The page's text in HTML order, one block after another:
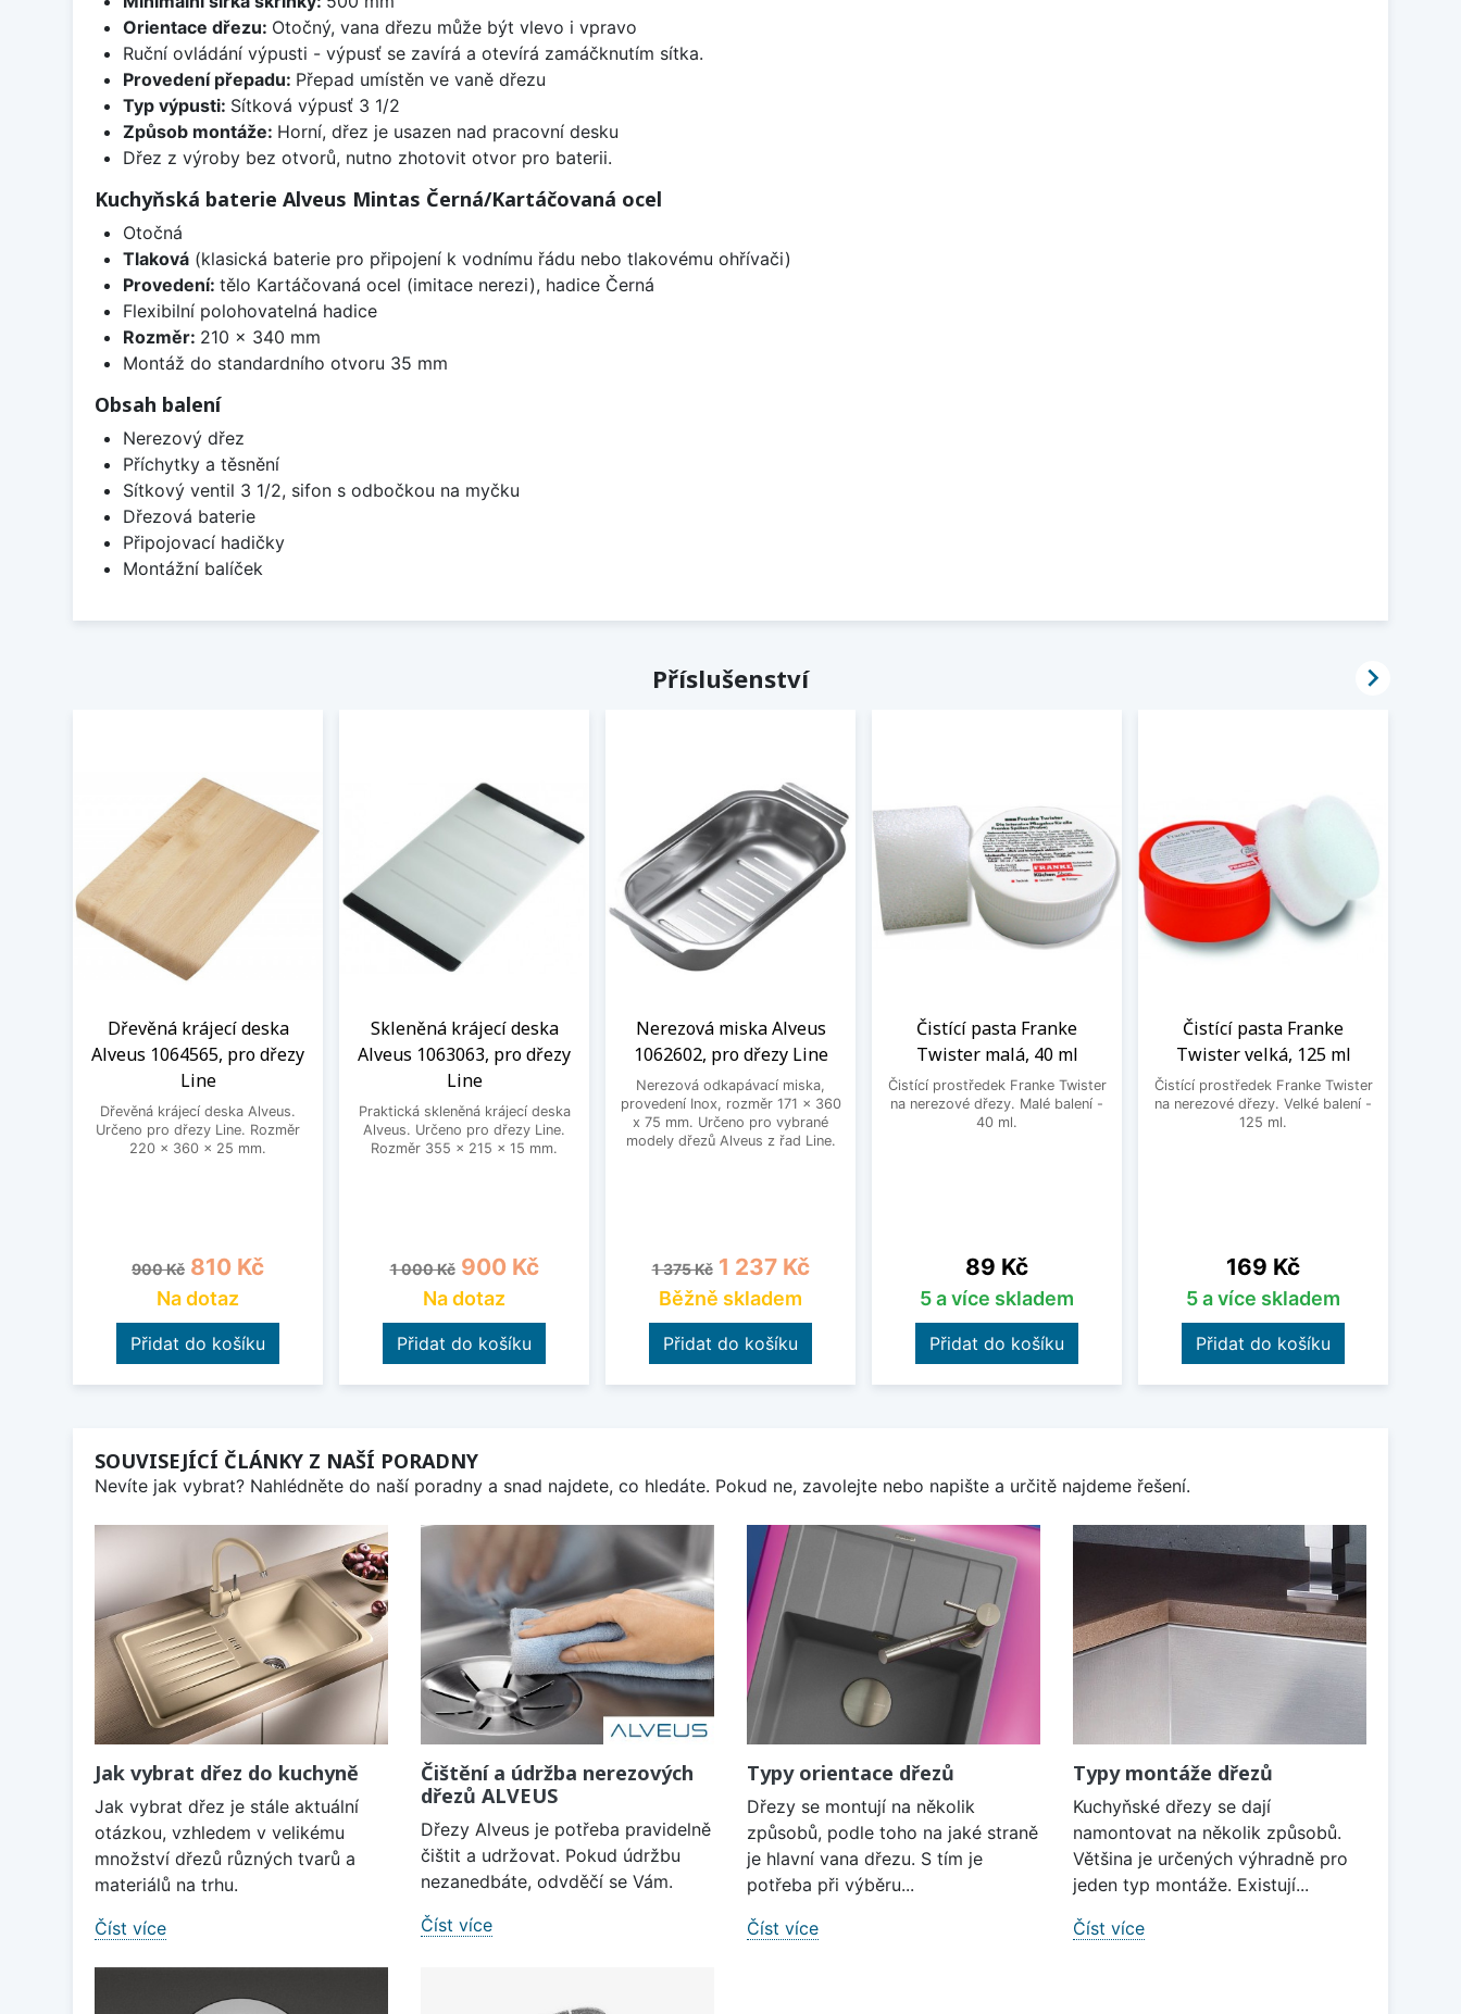
Orientace dřezu: Otočný, vana dřezu může být vlevo i vpravo
Ruční ovládání výpusti - výpusť se zavírá a otevírá zamáčknutím sítka.
Provedení přepadu: Přepad umístěn ve vaně dřezu
Typ výpusti: Sítková výpusť 3 1/2
Způsob montáže: Horní, dřez je usazen nad pracovní desku
Dřez z výroby bez otvorů, nutno zhotovit otvor pro baterii.
Kuchyňská baterie Alveus Mintas Černá/Kartáčovaná ocel
Otočná
Tlaková(klasická baterie pro připojení k vodnímu řádu nebo tlakovému ohřívači)
Provedení: tělo Kartáčovaná ocel (imitace nerezi), hadice Černá
Flexibilní polohovatelná hadice
Rozměr: 210 x 340 mm
Montáž do standardního otvoru 35 mm
Obsah balení
Nerezový dřez
Příchytky a těsnění
Sítkový ventil 3 1/2, sifon s odbočkou na myčku
Dřezová baterie
Připojovací hadičky
Montážní balíček
Příslušenství
Dřevěná krájecí deska
Alveus 1064565, pro dřezy
Line
Dřevěná krájecí deska Alveus.
Určeno pro dřezy Line. Rozměr
220 x 360 x 25 mm.
Běžná cena
900 Kč Cena
810 Kč
Na dotaz
Přidat do košíku
Skleněná krájecí deska
Alveus 1063063, pro dřezy
Line
Praktická skleněná krájecí deska
Alveus. Určeno pro dřezy Line.
Rozměr 355 x 215 x 15 mm.
Běžná cena
1 000 Kč Cena
900 Kč
Na dotaz
Přidat do košíku
Nerezová miska Alveus
1062602, pro dřezy Line
Nerezová odkapávací miska,
provedení Inox, rozměr 171 x 360
x 75 mm. Určeno pro vybrané
modely dřezů Alveus z řad Line.
Běžná cena
1 375 Kč Cena
1 237 Kč
Běžně skladem
Přidat do košíku
Čistící pasta Franke
Twister malá, 40 ml
Čistící prostředek Franke Twister
na nerezové dřezy. Malé balení -
40 ml.
Cena
89 Kč
5 a více skladem
Přidat do košíku
Čistící pasta Franke
Twister velká, 125 ml
Čistící prostředek Franke Twister
na nerezové dřezy. Velké balení -
125 ml.
Cena
169 Kč
5 a více skladem
Přidat do košíku

SOUVISEJÍCÍ ČLÁNKY Z NAŠÍ PORADNY
Nevíte jak vybrat? Nahlédněte do naší poradny a snad najdete, co hledáte. Pokud ne, zavolejte nebo napište a určitě najdeme řešení.
Jak vybrat dřez do kuchyně
Jak vybrat dřez je stále aktuální
otázkou, vzhledem v velikému
množství dřezů různých tvarů a
materiálů na trhu.
Číst více
Čištění a údržba nerezových
dřezů ALVEUS
Dřezy Alveus je potřeba pravidelně
čištit a udržovat. Pokud údržbu
nezanedbáte, odvděčí se Vám.
Číst více
Typy orientace dřezů
Dřezy se montují na několik
způsobů, podle toho na jaké straně
je hlavní vana dřezu. S tím je
potřeba při výběru...
Číst více
Typy montáže dřezů
Kuchyňské dřezy se dají
namontovat na několik způsobů.
Většina je určených výhradně pro
jeden typ montáže. Existují...
Číst více